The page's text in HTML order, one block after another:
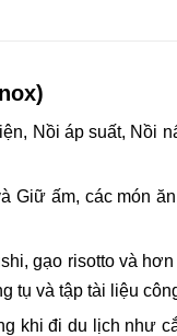
Nồi áp suất, Nồi
Giữ ấm, các món
gạo risotto và
tụ và tập tài liệu
khi đi du lịch như